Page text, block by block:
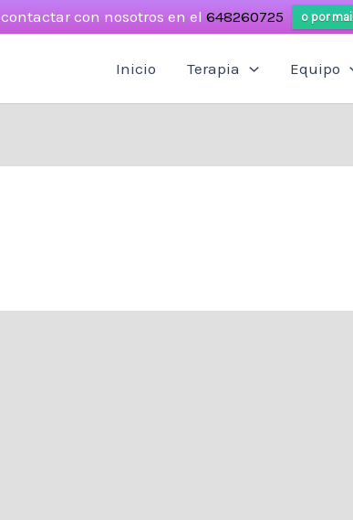
con nosotros en el 648260725 o por mail
Inicio Terapia Equipo